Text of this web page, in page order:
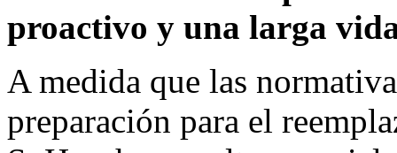
proactivo y una larga
A medida que las
preparación para el